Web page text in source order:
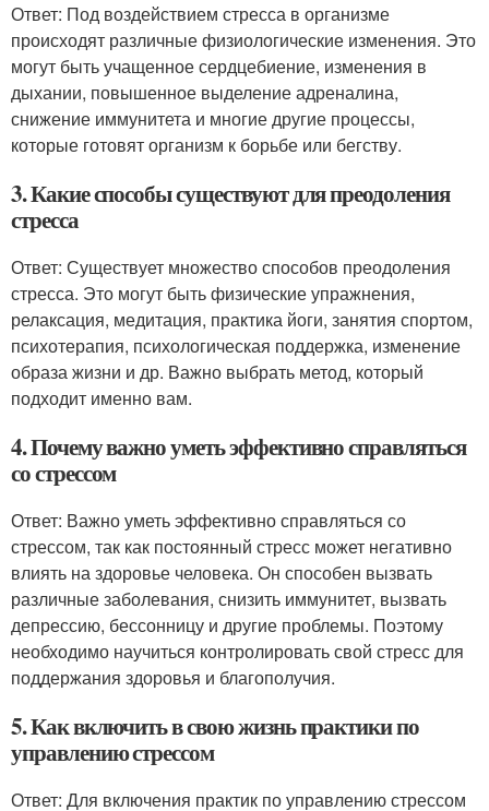
Ответ: Под воздействием стресса в организме
происходят различные физиологические изменения. Это
могут быть учащенное сердцебиение, изменения в
дыхании, повышенное выделение адреналина,
снижение иммунитета и многие другие процессы,
которые готовят организм к борьбе или бегству.
3. Какие способы существуют для преодоления
стресса
Ответ: Существует множество способов преодоления
стресса. Это могут быть физические упражнения,
релаксация, медитация, практика йоги, занятия спортом,
психотерапия, психологическая поддержка, изменение
образа жизни и др. Важно выбрать метод, который
подходит именно вам.
4. Почему важно уметь эффективно справляться
со стрессом
Ответ: Важно уметь эффективно справляться со
стрессом, так как постоянный стресс может негативно
влиять на здоровье человека. Он способен вызвать
различные заболевания, снизить иммунитет, вызвать
депрессию, бессонницу и другие проблемы. Поэтому
необходимо научиться контролировать свой стресс для
поддержания здоровья и благополучия.
5. Как включить в свою жизнь практики по
управлению стрессом
Ответ: Для включения практик по управлению стрессом